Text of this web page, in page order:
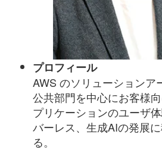
プロフィール
AWS のソリューションア
公共部門を中心にお客様
プリケーションのユーザ
バーレス、生成AIの発展
る。